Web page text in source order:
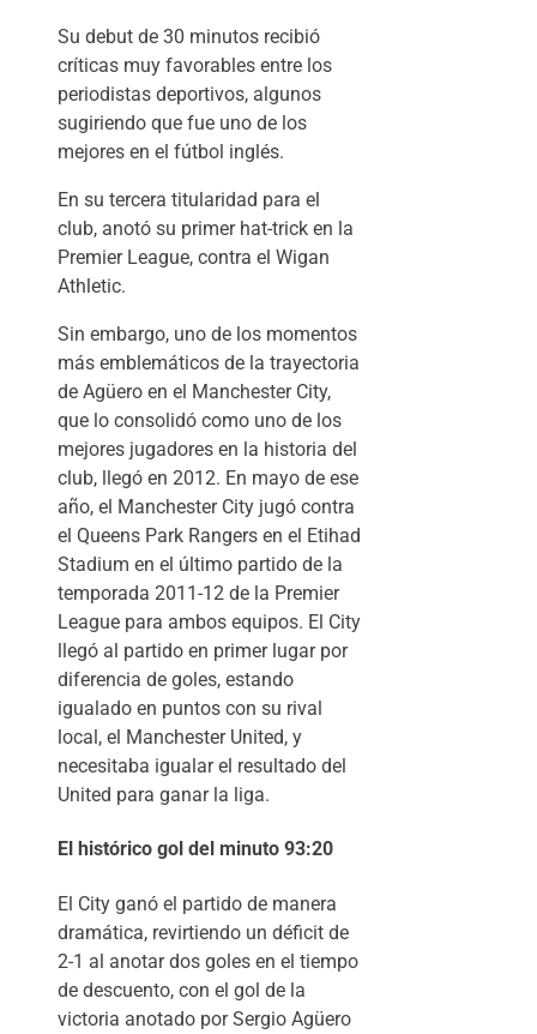
Su debut de 30 minutos recibió
críticas muy favorables entre los
periodistas deportivos, algunos
sugiriendo que fue uno de los
mejores en el fútbol inglés.
En su tercera titularidad para el
club, anotó su primer hat-trick en la
Premier League, contra el Wigan
Athletic.
Sin embargo, uno de los momentos
más emblemáticos de la trayectoria
de Agüero en el Manchester City,
que lo consolidó como uno de los
mejores jugadores en la historia del
club, llegó en 2012. En mayo de ese
año, el Manchester City jugó contra
el Queens Park Rangers en el Etihad
Stadium en el último partido de la
temporada 2011-12 de la Premier
League para ambos equipos. El City
llegó al partido en primer lugar por
diferencia de goles, estando
igualado en puntos con su rival
local, el Manchester United, y
necesitaba igualar el resultado del
United para ganar la liga.
El histórico gol del minuto 93:20
El City ganó el partido de manera
dramática, revirtiendo un déficit de
2-1 al anotar dos goles en el tiempo
de descuento, con el gol de la
victoria anotado por Sergio Agüero